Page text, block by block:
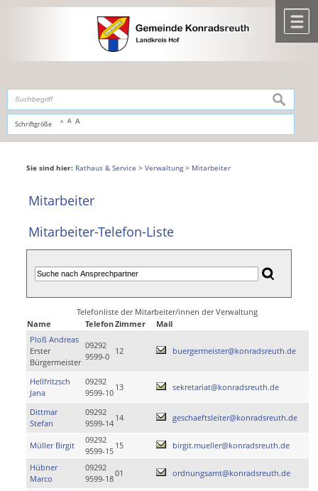
,zur Navigationoderzur Startseitespringen.
Schriftgröße A A A
suchen
Sie sind hier: Rathaus & Service > Verwaltung> Mitarbeiter
Mitarbeiter
Mitarbeiter-Telefon-Liste
Telefonliste der Mitarbeiter/innen der Verwaltung
Name
TelefonZimmer
Mail
Ploß Andreas
Erster
Bürgermeister
09292
9599-0
12 buergermeister@konradsreuth.de
Hellfritzsch
Jana
09292
9599-10
13 sekretariat@konradsreuth.de
Dittmar
Stefan
09292
9599-14
14 geschaeftsleiter@konradsreuth.de
Müller Birgit
09292
9599-15
15 birgit.mueller@konradsreuth.de
Hübner
Marco
09292
9599-18
01 ordnungsamt@konradsreuth.de